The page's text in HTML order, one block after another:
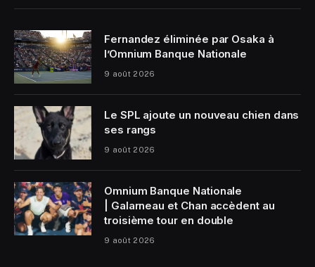
Fernandez éliminée par Osaka à
l’Omnium Banque Nationale
9 août 2026
Le SPL ajoute un nouveau chien dans
ses rangs
9 août 2026
Omnium Banque Nationale
| Galarneau et Chan accèdent au
troisième tour en double
9 août 2026